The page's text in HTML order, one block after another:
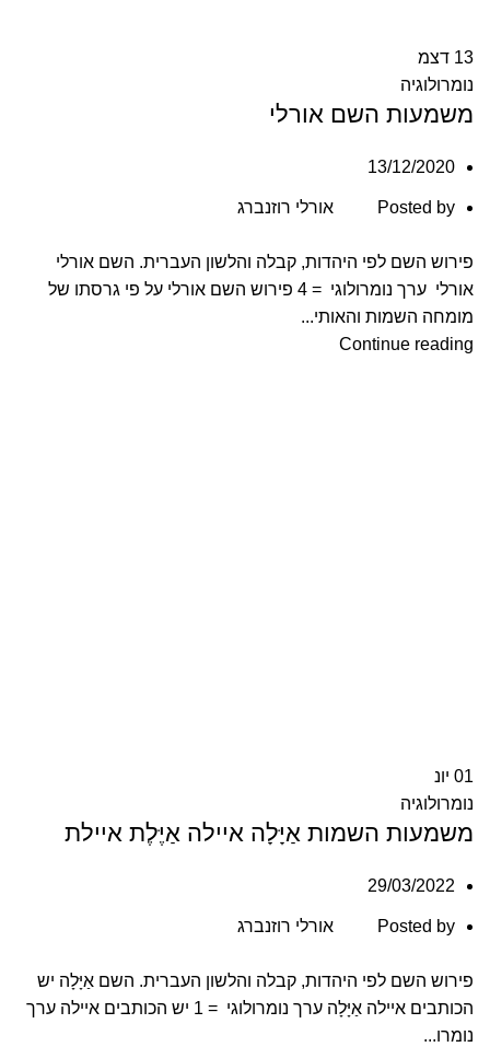
13 דצמ
נומרולוגיה
משמעות השם אורלי
13/12/2020
Posted by אורלי רוזנברג
פירוש השם לפי היהדות, קבלה והלשון העברית. השם אורלי
אורלי ערך נומרולוגי = 4 פירוש השם אורלי על פי גרסתו של
מומחה השמות והאותי...
Continue reading
01 יונ
נומרולוגיה
משמעות השמות אַיָּלָה איילה אַיֶּלֶת איילת
29/03/2022
Posted by אורלי רוזנברג
פירוש השם לפי היהדות, קבלה והלשון העברית. השם אַיָּלָה יש
הכותבים איילה אַיָּלָה ערך נומרולוגי = 1 יש הכותבים איילה ערך
נומרו...